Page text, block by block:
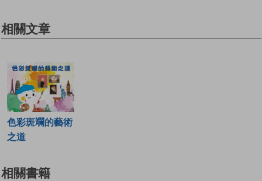
相關文章
色彩斑斕的藝術
之道
相關書籍